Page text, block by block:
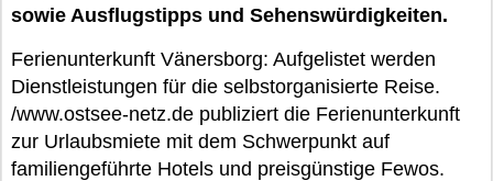
sowie Ausflugstipps und Sehenswürdigkeiten.
Ferienunterkunft Vänersborg: Aufgelistet werden
Dienstleistungen für die selbstorganisierte Reise.
/www.ostsee-netz.de publiziert die Ferienunterkunft
zur Urlaubsmiete mit dem Schwerpunkt auf
familiengeführte Hotels und preisgünstige Fewos.